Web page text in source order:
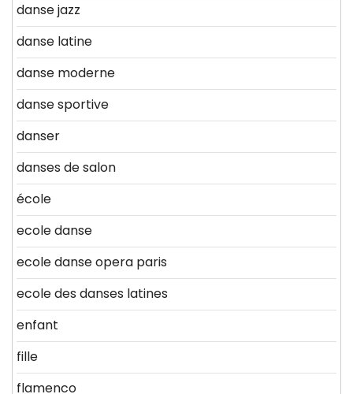
danse jazz
danse latine
danse moderne
danse sportive
danser
danses de salon
école
ecole danse
ecole danse opera paris
ecole des danses latines
enfant
fille
flamenco